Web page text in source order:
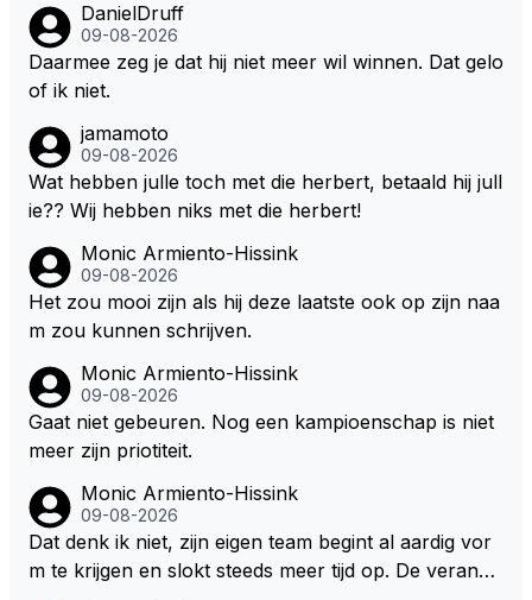
zitten. Om die reden is Vettel ooit gediskwalificeerd. J
e hoort soms ook wel eens dat ze brandstoof moete
n sparen als de race engineer denkt dat ze die ene li
door die 1 liter te verhogen naar bijv. 5 liter en dan di
e ronden achter SC niet mee te tellen. Na x ronden
SC moet er na afloop niet nog 5 maar x liter inzitten.
DanielDruff
09-08-2026
Daarmee zeg je dat hij niet meer wil winnen. Dat gelo
of ik niet.
jamamoto
09-08-2026
Wat hebben julle toch met die herbert, betaald hij jull
ie?? Wij hebben niks met die herbert!
Monic Armiento-Hissink
09-08-2026
Het zou mooi zijn als hij deze laatste ook op zijn naa
m zou kunnen schrijven.
Monic Armiento-Hissink
09-08-2026
Gaat niet gebeuren. Nog een kampioenschap is niet
meer zijn priotiteit.
Monic Armiento-Hissink
09-08-2026
Dat denk ik niet, zijn eigen team begint al aardig vor
m te krijgen en slokt steeds meer tijd op. De verande